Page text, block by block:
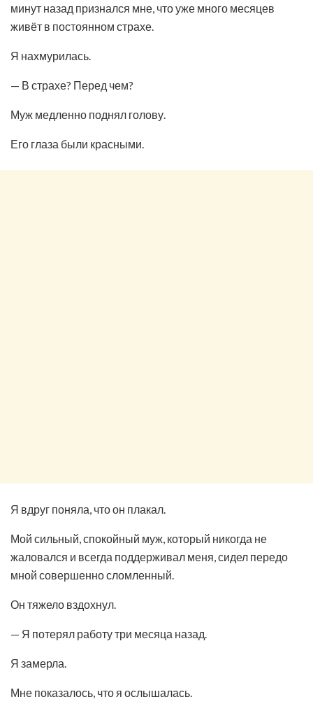
минут назад признался мне, что уже много месяцев
живёт в постоянном страхе.
Я нахмурилась.
— В страхе? Перед чем?
Муж медленно поднял голову.
Его глаза были красными.
Я вдруг поняла, что он плакал.
Мой сильный, спокойный муж, который никогда не
жаловался и всегда поддерживал меня, сидел передо
мной совершенно сломленный.
Он тяжело вздохнул.
— Я потерял работу три месяца назад.
Я замерла.
Мне показалось, что я ослышалась.